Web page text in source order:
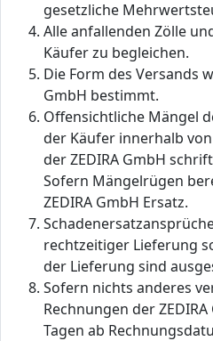
gesetzliche
Alle anfallenden Zölle
Käufer zu begleichen.
Die Form des Versands
GmbH bestimmt.
Offensichtliche Mängel
der Käufer innerhalb
der ZEDIRA GmbH
Sofern Mängelrügen
ZEDIRA GmbH Ersatz.
rechtzeitiger Lieferung
der Lieferung sind
Sofern nichts anderes
Rechnungen der
Tagen ab